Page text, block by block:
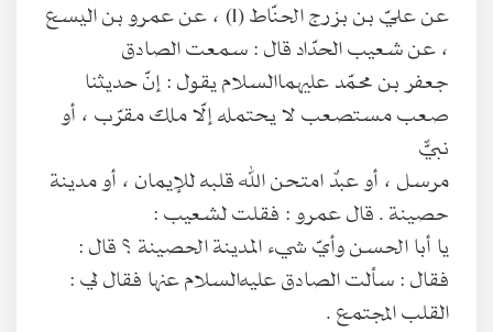
عن عليّ بن بزرج الحنّاط (1) ، عن عمرو بن اليسع
، عن شعيب الحدّاد قال : سمعت الصادق
جعفر بن محمّد عليهما‌السلام يقول : إنّ حديثنا
صعب مستصعب لا يحتمله إلّا ملك مقرّب ، أو
نبيٌّ
مرسل ، أو عبدٌ امتحن الله قلبه للإيمان ، أو مدينة
حصينة . قال عمرو : فقلت لشعيب :
يا أبا الحسن وأيّ شيء المدينة الحصينة ؟ قال :
فقال : سألت الصادق عليه‌السلام عنها فقال لي :
القلب المجتمع .